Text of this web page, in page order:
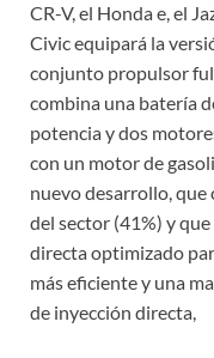
CR-V, el Honda e, el
Civic equipará la
conjunto propulsor
combina una batería
potencia y dos
con un motor de
nuevo desarrollo, que
del sector (41%) y
directa optimizado
más eficiente y una
de inyección directa,